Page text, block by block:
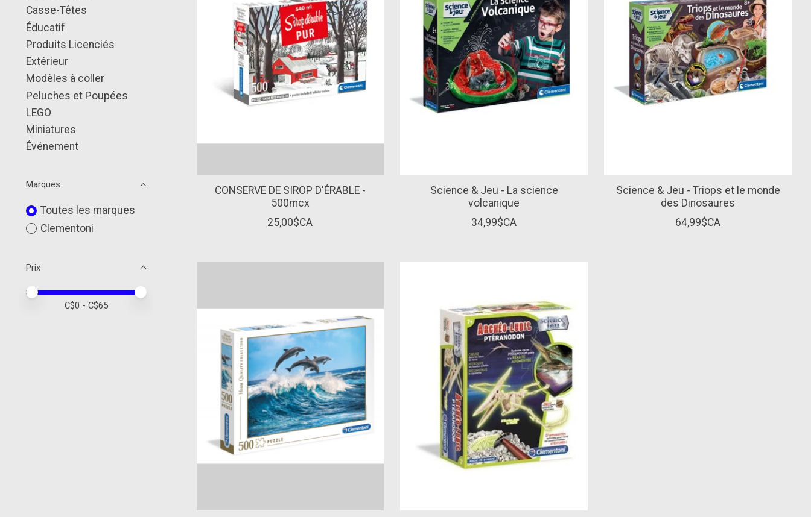
Casse-Têtes
Éducatif
Produits Licenciés
Extérieur
Modèles à coller
Peluches et Poupées
LEGO
Miniatures
Événement
Marques
Toutes les marques
Clementoni
Prix
Prix minimum
Price maximum value
C$0 - C$65
CONSERVE DE SIROP D'ÉRABLE -
500mcx
25,00$CA
Science & Jeu - La science
volcanique
34,99$CA
Science & Jeu - Triops et le monde
des Dinosaures
64,99$CA